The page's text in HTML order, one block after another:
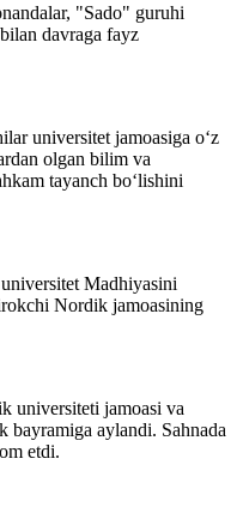
"Sado" guruhi
davraga fayz
universitet jamoasiga o‘z
olgan bilim va
tayanch bo‘lishini
Madhiyasini
Nordik jamoasining
universiteti jamoasi va
aylandi. Sahnada
etdi.